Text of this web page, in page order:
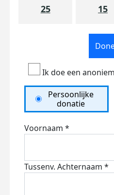
25 15
Ik doe een
Persoonlijke
donatie
Voornaam *
Tussenv. Achternaam *